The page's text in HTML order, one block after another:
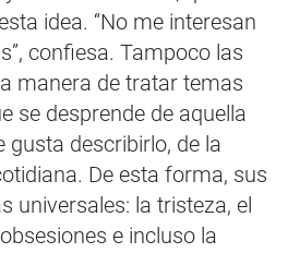
idea. “No me interesan
confiesa. Tampoco las
manera de tratar temas
se desprende de aquella
gusta describirlo, de la
De esta forma, sus
universales: la tristeza, el
e incluso la